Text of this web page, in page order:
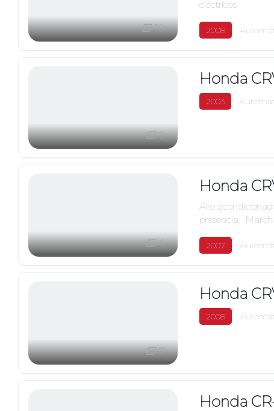
10
eléctricos
2008
9
Honda
2003
6
Honda
Aire
presencia,
2007
7
Honda
2008
Honda